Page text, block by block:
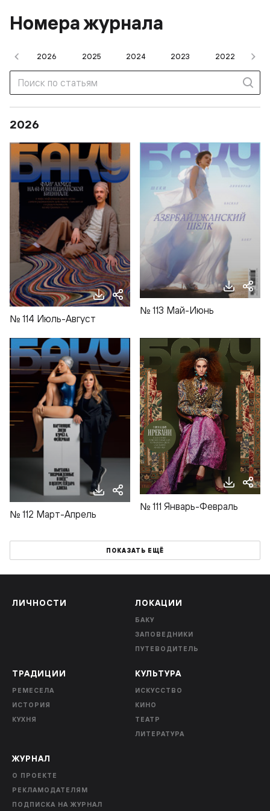
Номера журнала
2026 2025 2024 2023 2022
2026
№ 114 Июль-Август
№ 113 Май-Июнь
№ 112 Март-Апрель
№ 111 Январь-Февраль
ПОКАЗАТЬ ЕЩЁ
ЛИЧНОСТИ ЛОКАЦИИ
БАКУ
ЗАПОВЕДНИКИ
ПУТЕВОДИТЕЛЬ
ТРАДИЦИИ
РЕМЕСЕЛА
ИСТОРИЯ
КУХНЯ
КУЛЬТУРА
ИСКУССТВО
КИНО
ТЕАТР
ЛИТЕРАТУРА
ЖУРНАЛ
О ПРОЕКТЕ
РЕКЛАМОДАТЕЛЯМ
ПОДПИСКА НА ЖУРНАЛ